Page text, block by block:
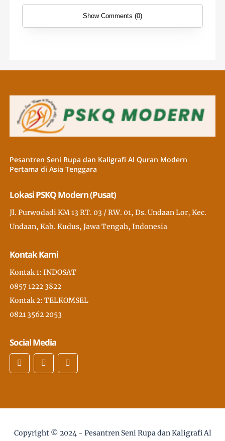
Show Comments (0)
Pesantren Seni Rupa dan Kaligrafi Al Quran Modern
Pertama di Asia Tenggara
Lokasi PSKQ Modern (Pusat)
Jl. Purwodadi KM 13 RT. 03 / RW. 01, Ds. Undaan Lor, Kec.
Undaan, Kab. Kudus, Jawa Tengah, Indonesia
Kontak Kami
Kontak 1: INDOSAT
0857 1222 3822
Kontak 2: TELKOMSEL
0821 3562 2053
Social Media
Copyright © 2024 - Pesantren Seni Rupa dan Kaligrafi Al